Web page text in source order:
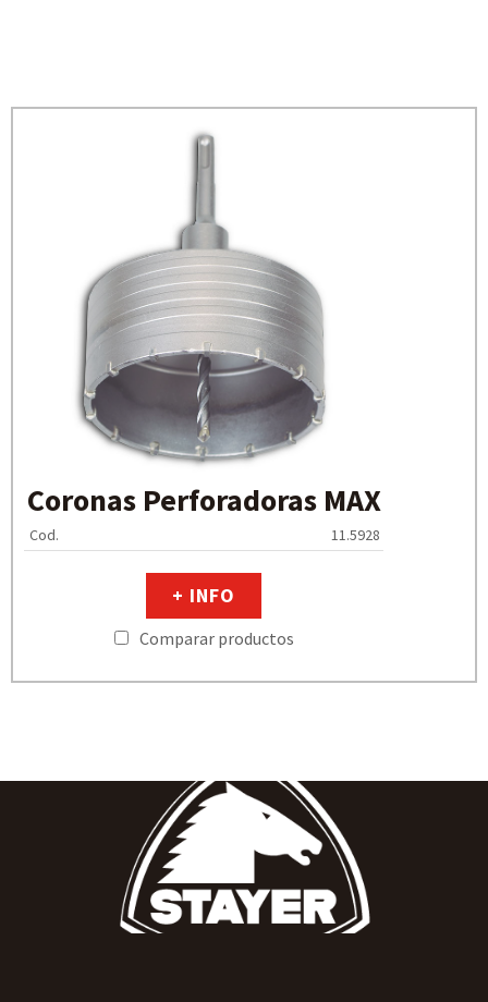
Coronas Perforadoras MAX
Cod. 11.5928
+ INFO
Comparar productos